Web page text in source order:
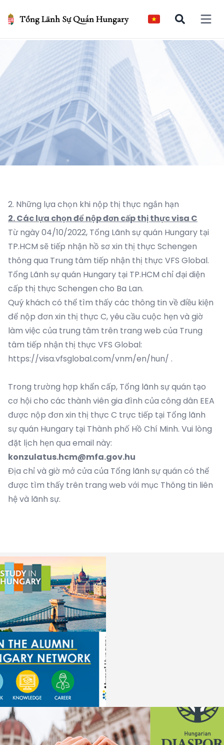
Tổng Lãnh Sự Quán Hungary Open
2. Những lựa chọn khi nộp thị thực ngắn hạn
2. Các lựa chọn để nộp đơn cấp thị thực visa C
Từ ngày 04/10/2022, Tổng Lãnh sự quán Hungary tại
TP.HCM sẽ tiếp nhận hồ sơ xin thị thực Schengen
thông qua Trung tâm tiếp nhận thị thực VFS Global.
Tổng Lãnh sự quán Hungary tại TP.HCM chỉ đại diện
cấp thị thực Schengen cho Ba Lan.
Quý khách có thể tìm thấy các thông tin về điều kiện
để nộp đơn xin thị thực C, yêu cầu cuộc hẹn và giờ
làm việc của trung tâm trên trang web của Trung
tâm tiếp nhận thị thực VFS Global:
https://visa.vfsglobal.com/vnm/en/hun/ .
Trong trường hợp khẩn cấp, Tổng lãnh sự quán tạo
cơ hội cho các thành viên gia đình của công dân EEA
được nộp đơn xin thị thực C trực tiếp tại Tổng lãnh
sự quán Hungary tại Thành phố Hồ Chí Minh. Vui lòng
đặt lịch hẹn qua email này:
konzulatus.hcm@mfa.gov.hu
Địa chỉ và giờ mở cửa của Tổng lãnh sự quán có thể
được tìm thấy trên trang web với mục Thông tin liên
hệ và lãnh sự.